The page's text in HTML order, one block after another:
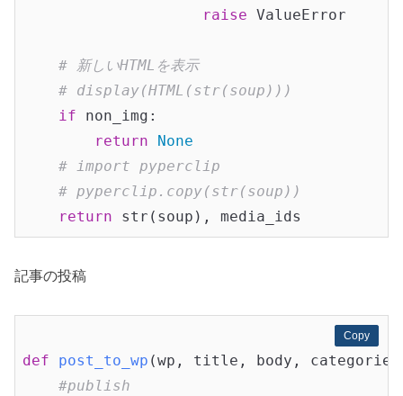
raise ValueError
# 新しいHTMLを表示
# display(HTML(str(soup)))
if non_img:
return
None
# import pyperclip
# pyperclip.copy(str(soup))
return
記事の投稿
Copy
Copy
def post_to_wp (wp, title, body,
#publish